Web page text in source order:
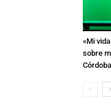
«Mi
sobre
Córdoba